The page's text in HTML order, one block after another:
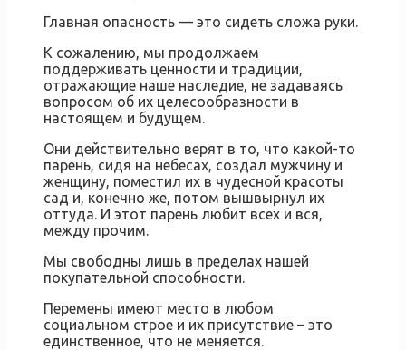
Главная опасность — это сидеть сложа руки.
К сожалению, мы продолжаем
поддерживать ценности и традиции,
отражающие наше наследие, не задаваясь
вопросом об их целесообразности в
настоящем и будущем.
Они действительно верят в то, что какой-то
парень, сидя на небесах, создал мужчину и
женщину, поместил их в чудесной красоты
сад и, конечно же, потом вышвырнул их
оттуда. И этот парень любит всех и вся,
между прочим.
Мы свободны лишь в пределах нашей
покупательной способности.
Перемены имеют место в любом
социальном строе и их присутствие – это
единственное, что не меняется.